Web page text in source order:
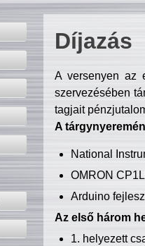
Díjazás
A versenyen az
szervezésében
tagjait
A
National
OMRON
Arduino
Az első három
1. helyezett